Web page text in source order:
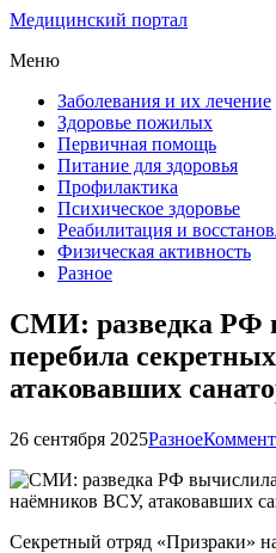
Медицинский портал
Меню
Заболевания и их лечение
Здоровье пожилых
Первичная помощь
Питание для здоровья
Профилактика
Психическое здоровье
Реабилитация и
Физическая активность
Разное
СМИ: разведка РФ
перебила
атаковавших
26 сентября 2025Разное
Секретный отряд «Призраки»